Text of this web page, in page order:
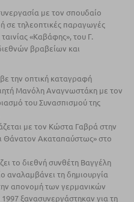
µε τον σπουδαίο
σε τηλεοπτικές παραγωγές
«Καβάφης», του Γ.
βραβείων και
την οπτική καταγραφή
Μανόλη Αναγνωστάκη µε τον
του Συνασπισµού της
µε τον Κώστα Γαβρά στην
Ακαταπαύστως» στο
το διεθνή συνθέτη Βαγγέλη
αναλαµβάνει τη δηµιουργία
απονοµή των γερµανικών
ξανασυνεργάστηκαν για τη